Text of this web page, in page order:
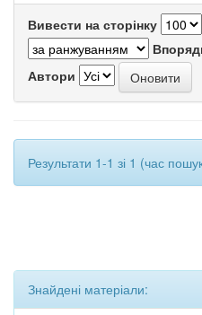
Вивести на сторінку
Автори
Результати 1-1 зі 1 (час
Знайдені матеріали: